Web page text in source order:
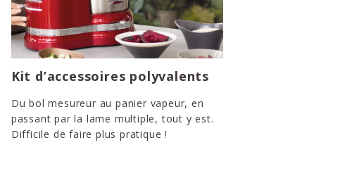
Kit d’accessoires polyvalents
Du bol mesureur au panier vapeur, en
passant par la lame multiple, tout y est.
Difficile de faire plus pratique !